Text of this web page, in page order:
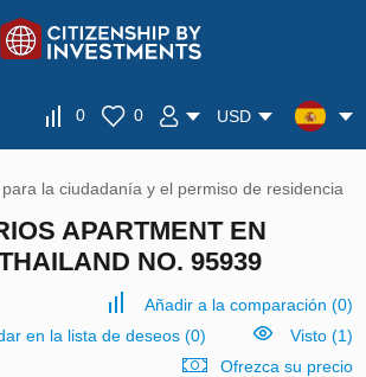
0 0 USD
la ciudadanía y el permiso de residencia
APARTMENT EN
NO. 95939
Añadir a la comparación (0)
en la lista de deseos(0)
Visto (1)
Ofrezca su precio